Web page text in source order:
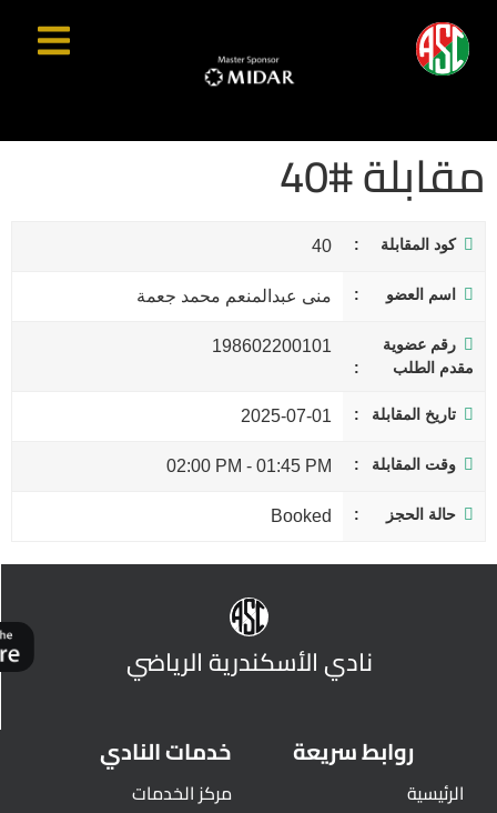
مقابلة #40
كود المقابلة 40
اسم العضو منى عبدالمنعم محمد جعمة
رقم عضوية
مقدم الطلب
198602200101
تاريخ المقابلة 2025-07-01
وقت المقابلة 01:45 PM
-
02:00 PM
حالة الحجز Booked
نادي الأسكندرية الرياضي
روابط سريعة
الرئيسية
خدمات النادي
مركز الخدمات